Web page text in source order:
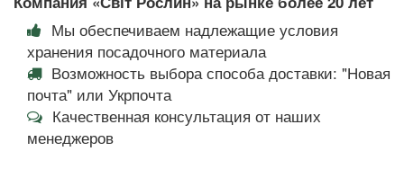
Мы обеспечиваем надлежащие условия
хранения посадочного материала
Возможность выбора способа доставки: "Новая
почта" или Укрпочта
Качественная консультация от наших
менеджеров